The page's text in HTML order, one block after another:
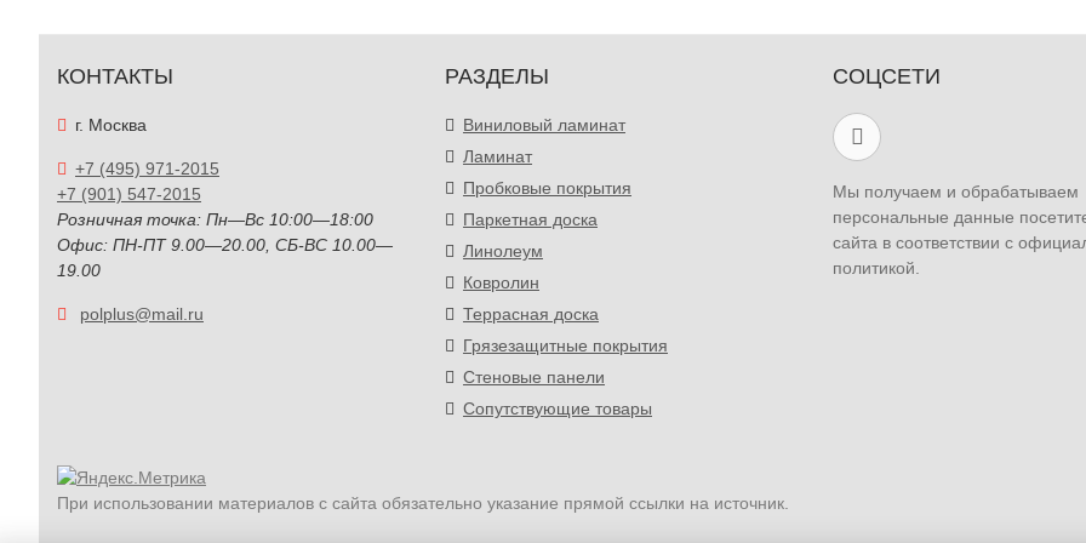
КОНТАКТЫ
г. Москва
+7 (495) 971-2015
+7 (901) 547-2015
Розничная точка: Пн—Вс 10:00—18:00
Офис: ПН-ПТ 9.00—20.00, СБ-ВС 10.00—
19.00
polplus@mail.ru
РАЗДЕЛЫ
Виниловый ламинат
Ламинат
Пробковые покрытия
Паркетная доска
Линолеум
Ковролин
Террасная доска
Грязезащитные покрытия
Стеновые панели
Сопутствующие товары
СОЦСЕТИ
Мы получаем и обрабатываем
персональные данные
сайта в соответствии с
политикой.
При использовании материалов с сайта обязательно указание прямой ссылки на источник.